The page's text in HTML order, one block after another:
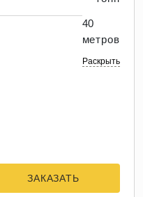
40
метров
Раскрыть
ЗАКАЗАТЬ